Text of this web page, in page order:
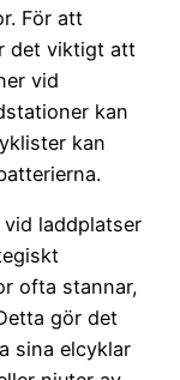
För att
det viktigt att
vid
kan
kan
laddplatser
ofta stannar,
gör det
sina elcyklar